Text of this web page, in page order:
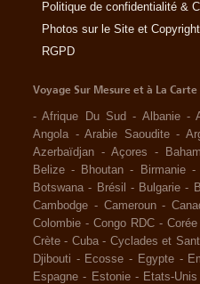
Politique de confidentialité &
Photos sur le Site et
RGPD
Voyage Sur Mesure et à La Carte
-Afrique Du Sud - Albanie -
Angola -Arabie Saoudite -
Azerbaïdjan - Açores -
Belize - Bhoutan - Birmanie -
Botswana - Brésil - Bulgarie -
Cambodge - Cameroun -
Colombie - Congo RDC -
Crète - Cuba - Cyclades et
Djibouti - Ecosse - Egypte -
Espagne - Estonie - Etats-Unis